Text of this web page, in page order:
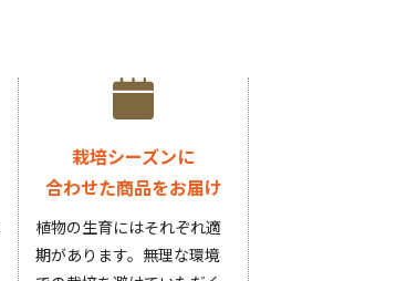
栽培シーズンに
合わせた商品をお届け
植物の生育にはそれぞれ適
期があります。無理な環境